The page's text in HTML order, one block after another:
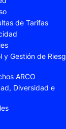
Samsung
Samsung
Samsung
Samsung
Samsung
de Tarifas
y Gestión de
ARCO
Diversidad e